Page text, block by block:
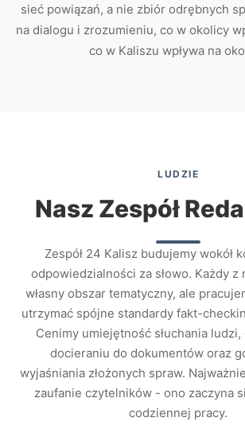
sieć powiązań, a nie zbiór odrębnych
na dialogu i zrozumieniu, co w okolicy
co w Kaliszu wpływa na
LUDZIE
Nasz Zespół
Zespół 24 Kalisz budujemy wokół
odpowiedzialności za słowo. Każdy z
własny obszar tematyczny, ale
utrzymać spójne standardy fakt-
Cenimy umiejętność słuchania
docieraniu do dokumentów oraz
wyjaśniania złożonych spraw.
zaufanie czytelników - ono zaczyna
codziennej pracy.